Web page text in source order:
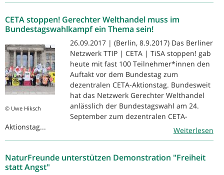
CETA stoppen! Gerechter Welthandel muss im
Bundestagswahlkampf ein Thema sein!
© Uwe Hiksch
26.09.2017 | (Berlin, 8.9.2017) Das Berliner
Netzwerk TTIP | CETA | TiSA stoppen! gab
heute mit fast 100 Teilnehmer*innen den
Auftakt vor dem Bundestag zum
dezentralen CETA-Aktionstag. Bundesweit
hat das Netzwerk Gerechter Welthandel
anlässlich der Bundestagswahl am 24.
September zum dezentralen CETA-
Aktionstag...
Weiterlesen
NaturFreunde unterstützen Demonstration "Freiheit
statt Angst"